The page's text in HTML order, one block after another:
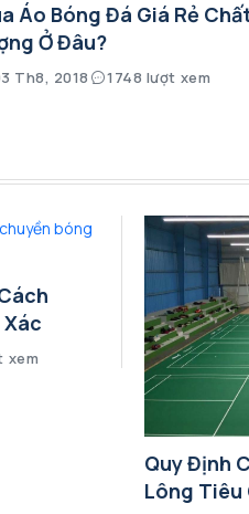
Áo Bóng Đá Giá Rẻ
Ở Đâu?
Th8, 2018 1748 lượt xem
xem
Quy Định
Lông Tiêu